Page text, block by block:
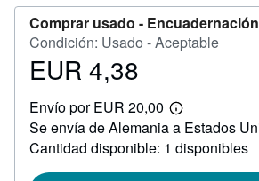
Comprar usado -
Condición: Usado - Aceptable
Precio
4,38
EUR 4,38
Envío por EUR 20,00
Más
información
sobre
las
Se envía de Alemania a Estados
Cantidad disponible: 1 disponibles